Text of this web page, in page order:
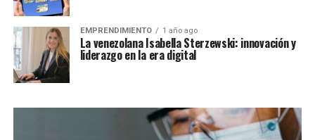
EMPRENDIMIENTO 1 año ago
La venezolana Isabella Sterzewski: innovación y
liderazgo en la era digital